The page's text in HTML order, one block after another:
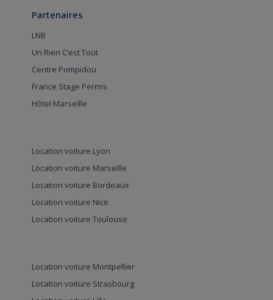
Partenaires
LNB
Un Rien C’est Tout
Centre Pompidou
France Stage Permis
Hôtel Marseille
Location voiture Lyon
Location voiture Marseille
Location voiture Bordeaux
Location voiture Nice
Location voiture Toulouse
Location voiture Montpellier
Location voiture Strasbourg